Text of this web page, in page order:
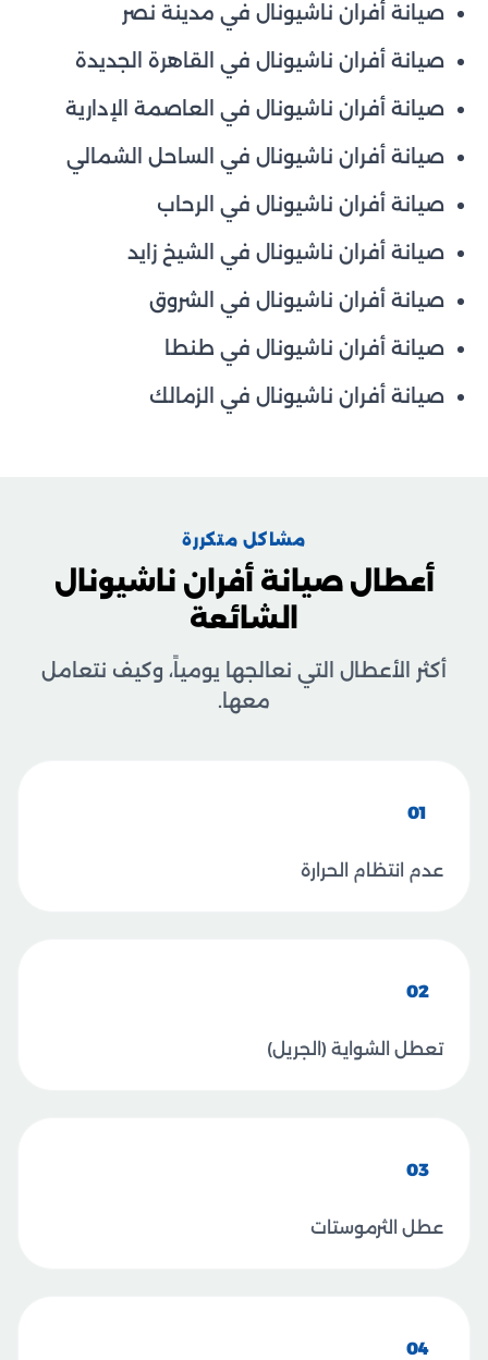
صيانة أفران ناشيونال في مدينة نصر
صيانة أفران ناشيونال في القاهرة الجديدة
صيانة أفران ناشيونال في العاصمة الإدارية
صيانة أفران ناشيونال في الساحل الشمالي
صيانة أفران ناشيونال في الرحاب
صيانة أفران ناشيونال في الشيخ زايد
صيانة أفران ناشيونال في الشروق
صيانة أفران ناشيونال في طنطا
صيانة أفران ناشيونال في الزمالك
مشاكل متكررة
أعطال صيانة أفران ناشيونال
الشائعة
أكثر الأعطال التي نعالجها يومياً، وكيف نتعامل
معها.
01
عدم انتظام الحرارة
02
تعطل الشواية (الجريل)
03
عطل الثرموستات
04